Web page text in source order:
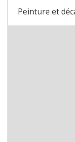
Peinture et